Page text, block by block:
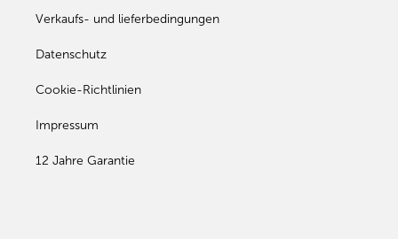
Verkaufs- und lieferbedingungen
Datenschutz
Cookie-Richtlinien
Impressum
12 Jahre Garantie